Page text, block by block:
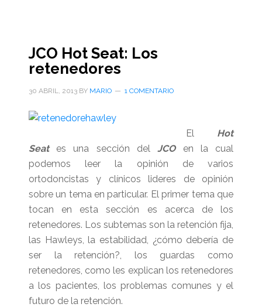
JCO Hot Seat: Los
retenedores
30 ABRIL, 2013BY MARIO 1 COMENTARIO
El Hot
Seates una sección delJCOen la cual
podemos leer la opinión de varios
ortodoncistas y clínicos lideres de opinión
sobre un tema en particular. El primer tema que
tocan en esta sección es acerca de los
retenedores. Los subtemas son la retención fija,
las Hawleys, la estabilidad, ¿cómo debería de
ser la retención?, los guardas como
retenedores, como les explican los retenedores
a los pacientes, los problemas comunes y el
futuro de la retención.